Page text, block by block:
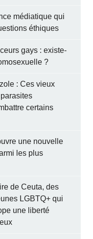
médiatique qui
éthiques
gays : existe-
?
: Ces vieux
certains
une nouvelle
les plus
de Ceuta, des
LGBTQ+ qui
une liberté